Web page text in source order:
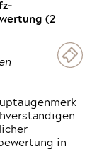
(2
in